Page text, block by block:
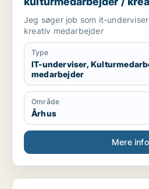
Jeg søger job som it-
kreativ medarbejder
Type
IT-underviser,
medarbejder
Område
Århus
Mere info